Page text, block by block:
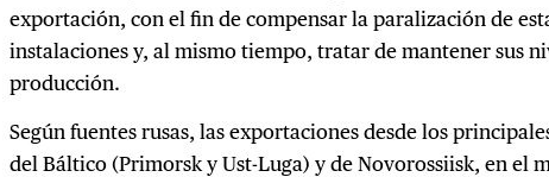
exportación, con el fin de compensar la paralización de
instalaciones y, al mismo tiempo, tratar de mantener sus
producción.
Según fuentes rusas, las exportaciones desde los
del Báltico (Primorsk y Ust-Luga) y de Novorossiisk, en el